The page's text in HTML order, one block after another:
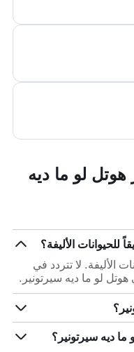
هوتل لو ما ديه
للحيوانات الأليفة؟
الأليفة. لا تتردد في
لو ما ديه سيرتونير.
ديه سيرتونير؟